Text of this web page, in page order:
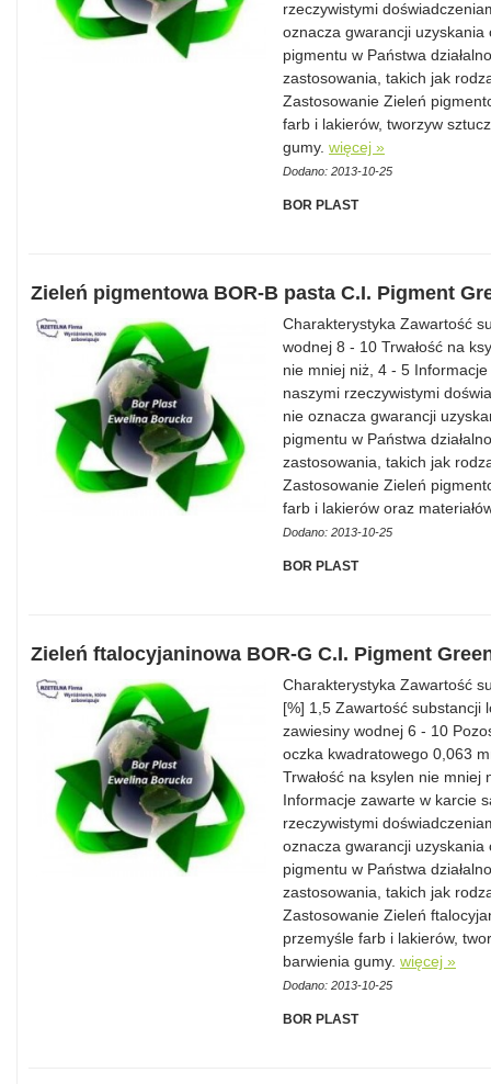
rzeczywistymi
oznacza gwarancji
pigmentu w Państwa
zastosowania, takich jak
Zastosowanie Zieleń
farb i lakierów, tworzyw
gumy. więcej »
Dodano: 2013-10-25
BOR PLAST
Zieleń pigmentowa BOR-B pasta C.I. Pigment
Charakterystyka Zawartość
wodnej 8 - 10 Trwałość na
nie mniej niż, 4 - 5
naszymi rzeczywistymi
nie oznacza gwarancji
pigmentu w Państwa
zastosowania, takich jak
Zastosowanie Zieleń
farb i lakierów oraz
Dodano: 2013-10-25
BOR PLAST
Zieleń ftalocyjaninowa BOR-G C.I. Pigment
Charakterystyka Zawartość
[%] 1,5 Zawartość substancji
zawiesiny wodnej 6 - 10
oczka kwadratowego 0,063
Trwałość na ksylen nie mniej
Informacje zawarte w karcie
rzeczywistymi
oznacza gwarancji
pigmentu w Państwa
zastosowania, takich jak
Zastosowanie Zieleń
przemyśle farb i lakierów,
barwienia gumy. więcej »
Dodano: 2013-10-25
BOR PLAST